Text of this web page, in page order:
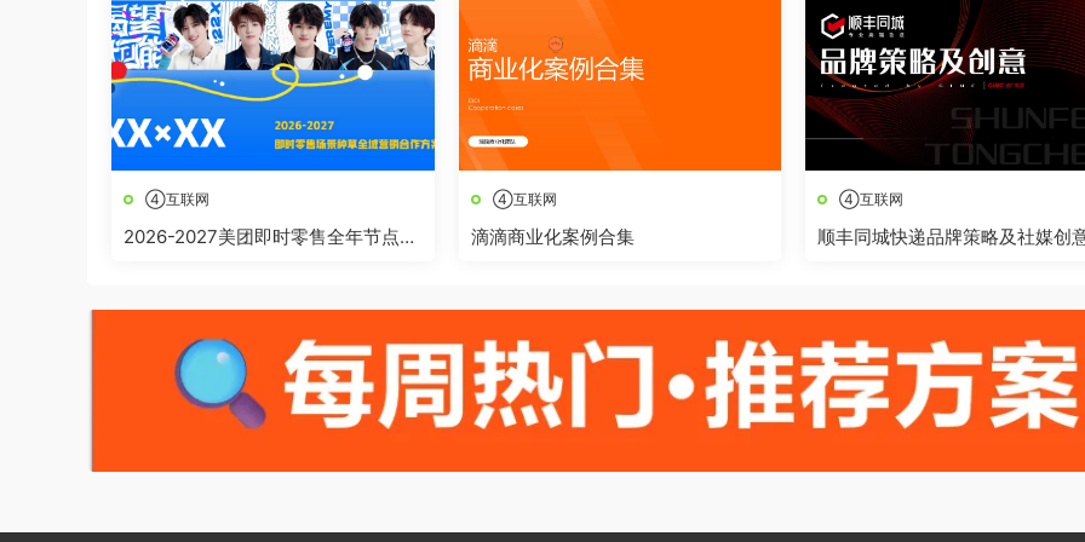
④互联网
2026-2027美团即时零售全年节点全
④互联网
滴滴商业化案例合集
④互联网
顺丰同城快递品牌策略及社媒创